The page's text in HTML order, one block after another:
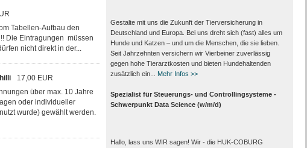
Tabellen-Aufbau den
Die Eintragungen müssen
nicht direkt in der...
17,00 EUR
über max. 10 Jahre
oder individueller
wurde) gewählt werden.
Gestalte mit uns die Zukunft der Tierversicherung in
Deutschland und Europa. Bei uns dreht sich (fast) alles um
Hunde und Katzen – und um die Menschen, die sie lieben.
Seit Jahrzehnten versichern wir Vierbeiner zuverlässig
gegen hohe Tierarztkosten und bieten Hundehaltenden
zusätzlich ein...
Mehr Infos >>
Spezialist für Steuerungs- und Controllingsysteme -
Schwerpunkt Data Science (w/m/d)
Hallo, lass uns WIR sagen! Wir - die HUK-COBURG